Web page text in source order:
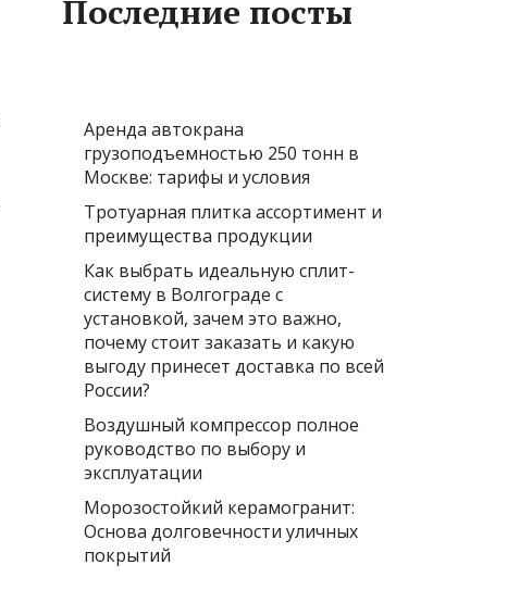
Последние посты
Аренда автокрана
грузоподъемностью 250 тонн в
Москве: тарифы и условия
Тротуарная плитка ассортимент и
преимущества продукции
Как выбрать идеальную сплит-
систему в Волгограде с
установкой, зачем это важно,
почему стоит заказать и какую
выгоду принесет доставка по всей
России?
Воздушный компрессор полное
руководство по выбору и
эксплуатации
Морозостойкий керамогранит:
Основа долговечности уличных
покрытий